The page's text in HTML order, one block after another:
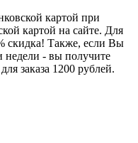
картой при
картой на сайте. Для
скидка! Также, если Вы
недели - вы получите
заказа 1200 рублей.